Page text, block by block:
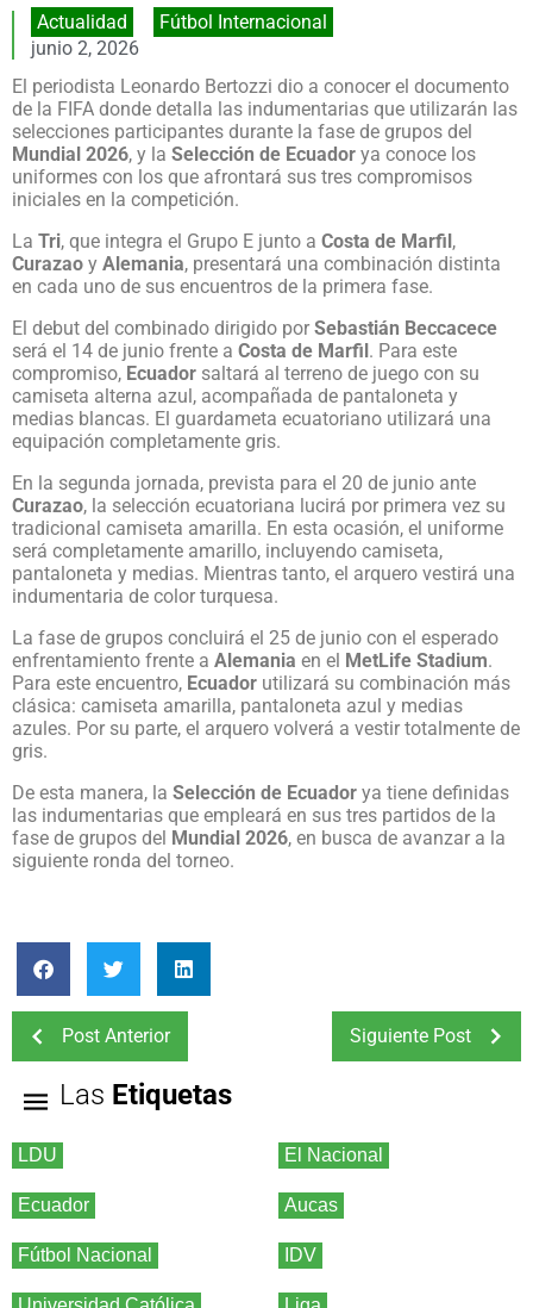
Actualidad
Fútbol Internacional
junio 2, 2026
El periodista Leonardo Bertozzi dio a conocer el documento
de la FIFA donde detalla las indumentarias que utilizarán las
selecciones participantes durante la fase de grupos del
Mundial 2026, y la Selección de Ecuador ya conoce los
uniformes con los que afrontará sus tres compromisos
iniciales en la competición.
La Tri, que integra el Grupo E junto a Costa de Marfil,
Curazao y Alemania, presentará una combinación distinta
en cada uno de sus encuentros de la primera fase.
El debut del combinado dirigido por Sebastián Beccacece
será el 14 de junio frente a Costa de Marfil. Para este
compromiso, Ecuador saltará al terreno de juego con su
camiseta alterna azul, acompañada de pantaloneta y
medias blancas. El guardameta ecuatoriano utilizará una
equipación completamente gris.
En la segunda jornada, prevista para el 20 de junio ante
Curazao, la selección ecuatoriana lucirá por primera vez su
tradicional camiseta amarilla. En esta ocasión, el uniforme
será completamente amarillo, incluyendo camiseta,
pantaloneta y medias. Mientras tanto, el arquero vestirá una
indumentaria de color turquesa.
La fase de grupos concluirá el 25 de junio con el esperado
enfrentamiento frente a Alemania en el MetLife Stadium.
Para este encuentro, Ecuador utilizará su combinación más
clásica: camiseta amarilla, pantaloneta azul y medias
azules. Por su parte, el arquero volverá a vestir totalmente de
gris.
De esta manera, la Selección de Ecuador ya tiene definidas
las indumentarias que empleará en sus tres partidos de la
fase de grupos del Mundial 2026, en busca de avanzar a la
siguiente ronda del torneo.
Post Anterior Siguiente Post
Las Etiquetas
LDU El Nacional
Ecuador Aucas
Fútbol Nacional IDV